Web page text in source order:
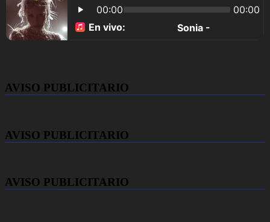
AVISO PUBLICITARIO
AVISO PUBLICITARIO
AVISO PUBLICITARIO